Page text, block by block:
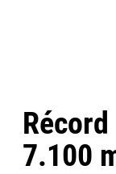
7.100